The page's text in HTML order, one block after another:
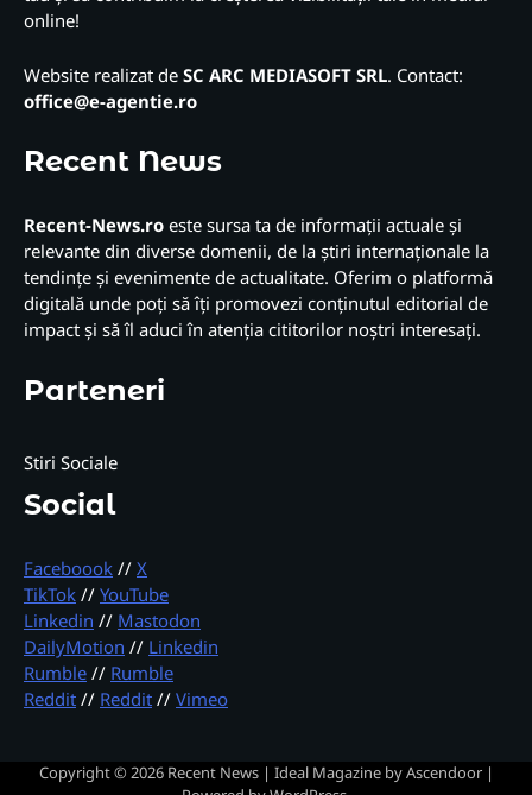
online!
Website realizat de SC ARC MEDIASOFT SRL. Contact:
office@e-agentie.ro
Recent News
Recent-News.ro este sursa ta de informații actuale și
relevante din diverse domenii, de la știri internaționale la
tendințe și evenimente de actualitate. Oferim o platformă
digitală unde poți să îți promovezi conținutul editorial de
impact și să îl aduci în atenția cititorilor noștri interesați.
Parteneri
Stiri Sociale
Social
Faceboook // X
TikTok // YouTube
Linkedin // Mastodon
DailyMotion // Linkedin
Rumble // Rumble
Reddit // Reddit // Vimeo
Copyright © 2026 Recent News| Ideal Magazine byAscendoor|